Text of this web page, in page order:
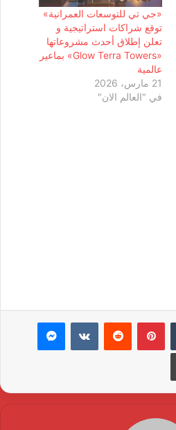
«جي تي للتوسعات العمرانية»
توقع شراكات استراتيجية و
تعلن إطلاق أحدث مشروعاتها
«Glow Terra Towers» بماعير
عالمية
21 مارس، 2026
في "العالم الان"
بينتيريست ماسنجر
طباعة